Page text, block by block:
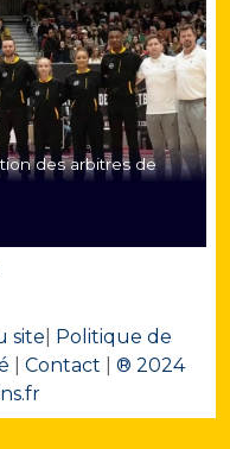
des arbitres de
site Politique de
Contact
® 2024